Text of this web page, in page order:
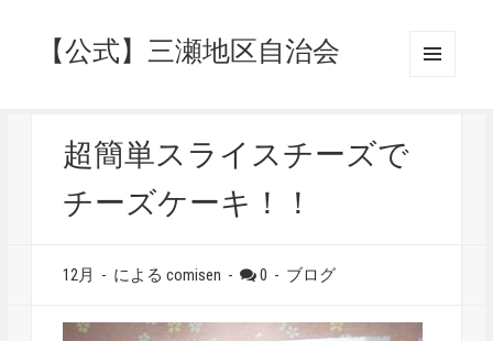
【公式】三瀬地区自治会
超簡単スライスチーズで
チーズケーキ！！
12月 - によるcomisen - 0 - ブログ